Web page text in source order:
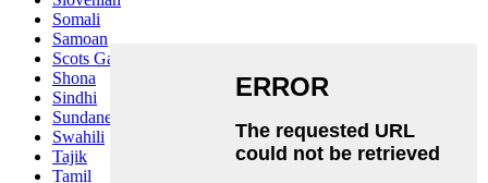
Somali
Samoan
Scots Gaelic
Shona
Sindhi
Sundanese
Swahili
Tajik
Tamil